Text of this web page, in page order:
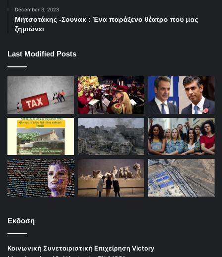
December 3, 2023
Μητσοτάκης -Σουνακ : Ένα παράξενο θέατρο που μας
ζημιώνει
Last Modified Posts
Εκδοση
Κοινωνική Συνεταιριστική Επιχείρηση Victory